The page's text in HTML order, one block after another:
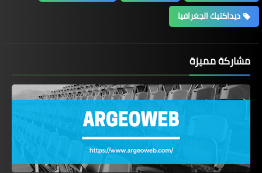
ديداكتيك الجغرافيا
مشاركة مميزة